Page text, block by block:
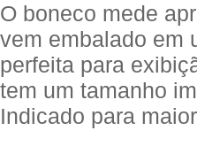
O boneco mede
vem embalado em
perfeita para
tem um tamanho
Indicado para